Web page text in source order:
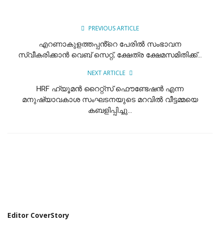
PREVIOUS ARTICLE
എറണാകുളത്തപ്പൻ്റെ പേരിൽ സംഭാവന
സ്വീകരിക്കാൻ വെബ് സെറ്റ്, ക്ഷേത്ര ക്ഷേമസമിതിക്ക്...
NEXT ARTICLE
HRF ഹ്യൂമൻ റൈറ്റ്സ് ഫൌണ്ടേഷൻ എന്ന
മനുഷ്യാവകാശ സംഘടനയുടെ മറവിൽ വീട്ടമ്മയെ
കബളിപ്പിച്ചു...
Editor CoverStory